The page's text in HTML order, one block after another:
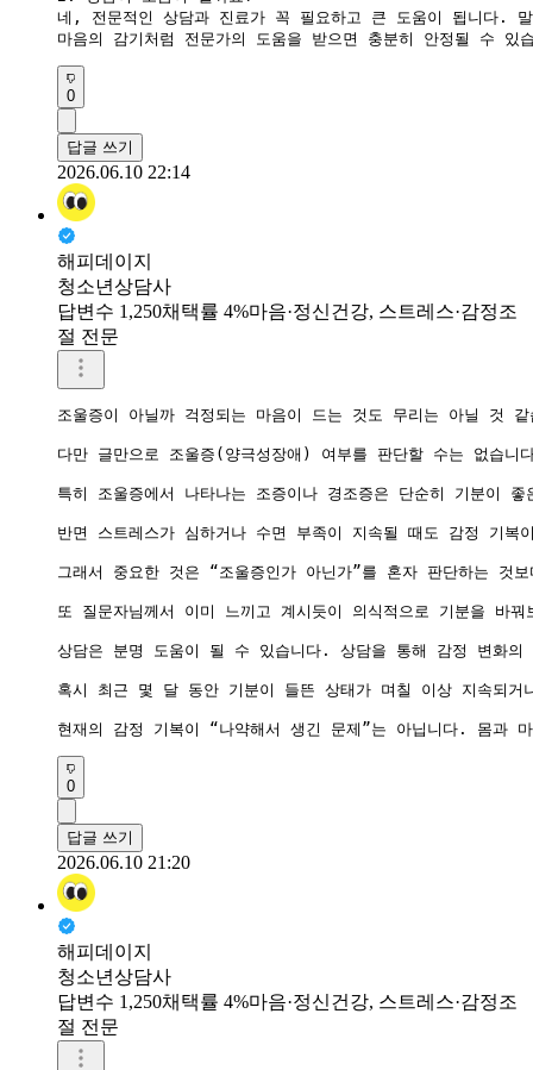
네, 전문적인 상담과 진료가 꼭 필요하고 큰 도움이 됩니다.
마음의 감기처럼 전문가의 도움을 받으면 충분히 안정될 수
0
답글 쓰기
2026.06.10 22:14
해피데이지
청소년상담사
답변수 1,250채택률 4%마음·정신건강, 스트레스·감정조
절 전문
조울증이 아닐까 걱정되는 마음이 드는 것도 무리는 아닐 것
다만 글만으로 조울증(양극성장애) 여부를 판단할 수는 없습
특히 조울증에서 나타나는 조증이나 경조증은 단순히 기분이
반면 스트레스가 심하거나 수면 부족이 지속될 때도 감정 기
그래서 중요한 것은 “조울증인가 아닌가”를 혼자 판단하는 것
또 질문자님께서 이미 느끼고 계시듯이 의식적으로 기분을 바
상담은 분명 도움이 될 수 있습니다. 상담을 통해 감정 변화의
혹시 최근 몇 달 동안 기분이 들뜬 상태가 며칠 이상 지속되
현재의 감정 기복이 “나약해서 생긴 문제”는 아닙니다. 몸과
0
답글 쓰기
2026.06.10 21:20
해피데이지
청소년상담사
답변수 1,250채택률 4%마음·정신건강, 스트레스·감정조
절 전문